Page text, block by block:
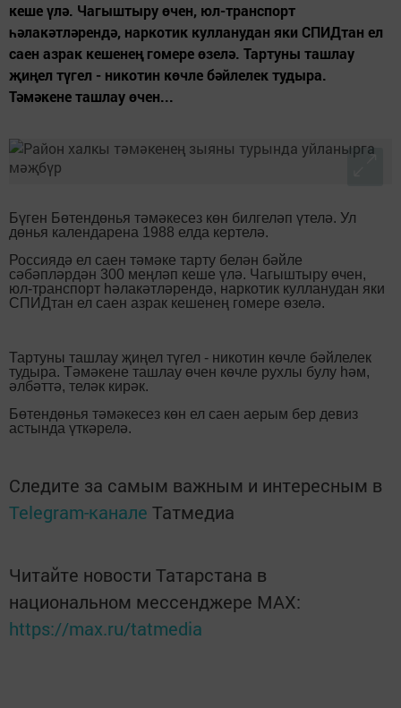
кеше үлә. Чагыштыру өчен, юл-транспорт
һәлакәтләрендә, наркотик кулланудан яки СПИДтан ел
саен азрак кешенең гомере өзелә. Тартуны ташлау
җиңел түгел - никотин көчле бәйлелек тудыра.
Тәмәкене ташлау өчен...
Бүген Бөтендөнья тәмәкесез көн билгеләп үтелә. Ул
дөнья календарена 1988 елда кертелә.
Россиядә ел саен тәмәке тарту белән бәйле
сәбәпләрдән 300 меңләп кеше үлә. Чагыштыру өчен,
юл-транспорт һәлакәтләрендә, наркотик кулланудан яки
СПИДтан ел саен азрак кешенең гомере өзелә.
Тартуны ташлау җиңел түгел - никотин көчле бәйлелек
тудыра. Тәмәкене ташлау өчен көчле рухлы булу һәм,
әлбәттә, теләк кирәк.
Бөтендөнья тәмәкесез көн ел саен аерым бер девиз
астында үткәрелә.
Следите за самым важным и интересным в
Telegram-канале Татмедиа
Читайте новости Татарстана в
национальном мессенджере MАХ:
https://max.ru/tatmedia